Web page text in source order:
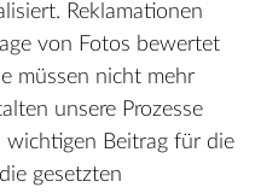
Reklamationen
von Fotos bewertet
müssen nicht mehr
unsere Prozesse
Beitrag für die
gesetzten